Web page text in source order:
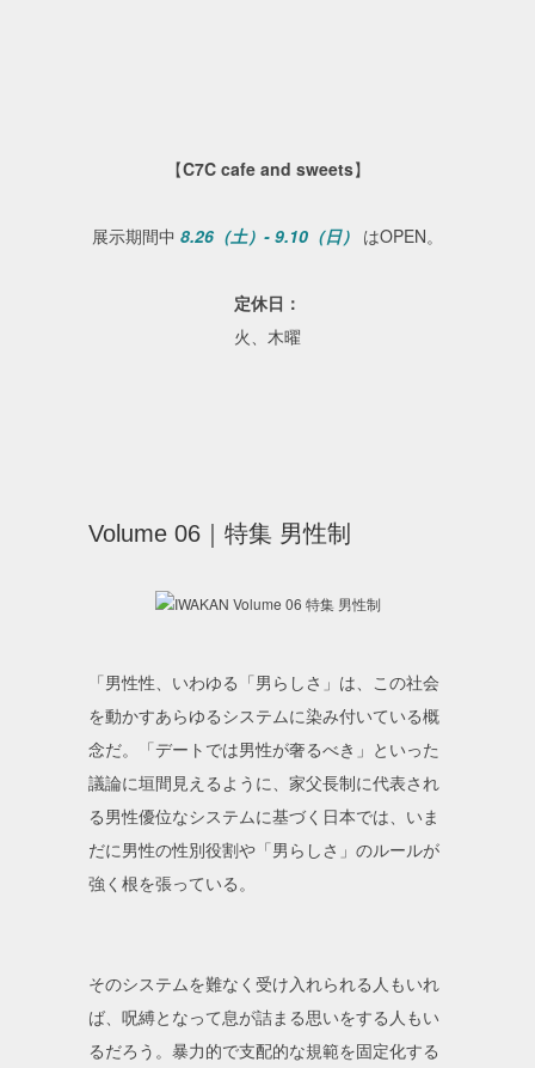
【C7C cafe and sweets】
展示期間中 8.26（土）- 9.10（日） はOPEN。
定休日：
火、木曜
Volume 06｜特集 男性制
「男性性、いわゆる「男らしさ」は、この社会
を動かすあらゆるシステムに染み付いている概
念だ。「デートでは男性が奢るべき」といった
議論に垣間見えるように、家父長制に代表され
る男性優位なシステムに基づく日本では、いま
だに男性の性別役割や「男らしさ」のルールが
強く根を張っている。
そのシステムを難なく受け入れられる人もいれ
ば、呪縛となって息が詰まる思いをする人もい
るだろう。暴力的で支配的な規範を固定化する